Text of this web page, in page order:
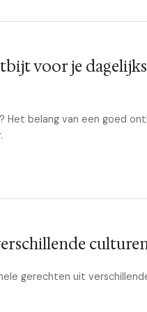
voor je
Het belang van een goed
gerechten uit